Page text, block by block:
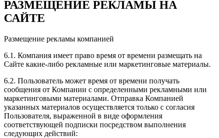
РАЗМЕЩЕНИЕ РЕКЛАМЫ НА
САЙТЕ
Размещение рекламы компанией
6.1. Компания имеет право время от времени размещать на
Сайте какие-либо рекламные или маркетинговые материалы.
6.2. Пользователь может время от времени получать
сообщения от Компании с определенными рекламными или
маркетинговыми материалами. Отправка Компанией
указанных материалов осуществляется только с согласия
Пользователя, выраженной в виде оформления
соответствующей подписки посредством выполнения
следующих действий: